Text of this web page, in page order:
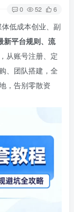
0 52 6
低成本创业、副
新平台规则、流
，从账号注册、定
、团队搭建，全
，告别零散资